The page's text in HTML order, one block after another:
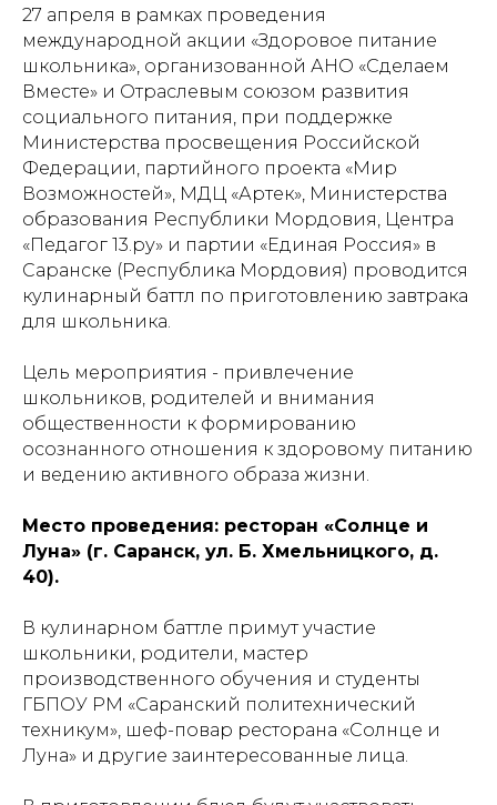
27 апреля в рамках проведения
международной акции «Здоровое питание
школьника», организованной АНО «Сделаем
Вместе» и Отраслевым союзом развития
социального питания, при поддержке
Министерства просвещения Российской
Федерации, партийного проекта «Мир
Возможностей», МДЦ «Артек», Министерства
образования Республики Мордовия, Центра
«Педагог 13.ру» и партии «Единая Россия» в
Саранске (Республика Мордовия) проводится
кулинарный баттл по приготовлению завтрака
для школьника.
Цель мероприятия - привлечение
школьников, родителей и внимания
общественности к формированию
осознанного отношения к здоровому питанию
и ведению активного образа жизни.
Место проведения: ресторан «Солнце и
Луна» (г. Саранск, ул. Б. Хмельницкого, д.
40).
В кулинарном баттле примут участие
школьники, родители, мастер
производственного обучения и студенты
ГБПОУ РМ «Саранский политехнический
техникум», шеф-повар ресторана «Солнце и
Луна» и другие заинтересованные лица.